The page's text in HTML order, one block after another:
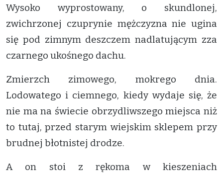
Wysoko wyprostowany, o skundlonej,
zwichrzonej czuprynie mężczyzna nie ugina
się pod zimnym deszczem nadlatującym zza
czarnego ukośnego dachu.
Zmierzch zimowego, mokrego dnia.
Lodowatego i ciemnego, kiedy wydaje się, że
nie ma na świecie obrzydliwszego miejsca niż
to tutaj, przed starym wiejskim sklepem przy
brudnej błotnistej drodze.
A on stoi z rękoma w kieszeniach